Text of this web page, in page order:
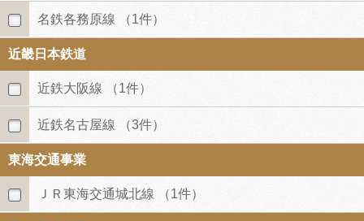
名鉄各務原線 （1件）
近畿日本鉄道
近鉄大阪線 （1件）
近鉄名古屋線 （3件）
東海交通事業
ＪＲ東海交通城北線 （1件）